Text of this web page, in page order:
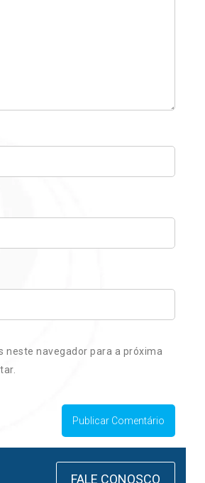
neste navegador para a próxima
FALE CONOSCO